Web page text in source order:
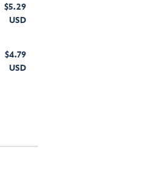
$5.29
USD
$4.79
USD